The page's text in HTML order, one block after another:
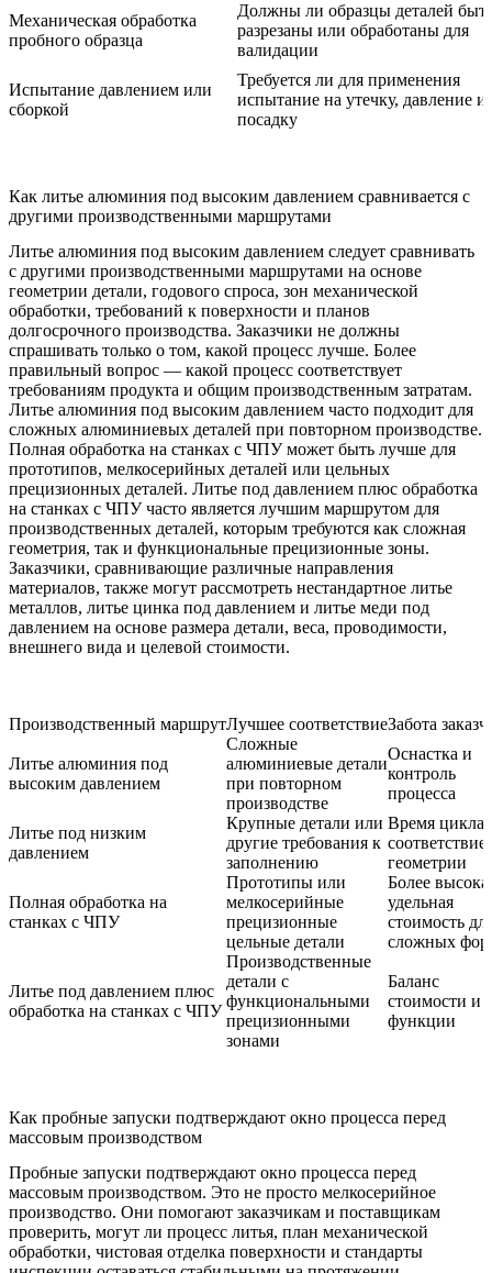
Механическая обработка
пробного образца
Должны ли образцы деталей
разрезаны или обработаны для
валидации
Испытание давлением или
сборкой
Требуется ли для применения
испытание на утечку, давление
посадку
Как литье алюминия под высоким давлением сравнивается с
другими производственными маршрутами
Литье алюминия под высоким давлением следует сравнивать
с другими производственными маршрутами на основе
геометрии детали, годового спроса, зон механической
обработки, требований к поверхности и планов
долгосрочного производства. Заказчики не должны
спрашивать только о том, какой процесс лучше. Более
правильный вопрос — какой процесс соответствует
требованиям продукта и общим производственным затратам.
Литье алюминия под высоким давлением часто подходит для
сложных алюминиевых деталей при повторном производстве.
Полная обработка на станках с ЧПУ может быть лучше для
прототипов, мелкосерийных деталей или цельных
прецизионных деталей. Литье под давлением плюс обработка
на станках с ЧПУ часто является лучшим маршрутом для
производственных деталей, которым требуются как сложная
геометрия, так и функциональные прецизионные зоны.
Заказчики, сравнивающие различные направления
материалов, также могут рассмотреть нестандартное литье
металлов, литье цинка под давлением и литье меди под
давлением на основе размера детали, веса, проводимости,
внешнего вида и целевой стоимости.
Производственный маршрутЛучшее соответствиеЗабота
Литье алюминия под
высоким давлением
Сложные
алюминиевые детали
при повторном
производстве
Оснастка и
контроль
процесса
Литье под низким
давлением
Крупные детали или
другие требования к
заполнению
Время цикла
соответствие
геометрии
Полная обработка на
станках с ЧПУ
Прототипы или
мелкосерийные
прецизионные
цельные детали
Более
удельная
стоимость
сложных
Литье под давлением плюс
обработка на станках с ЧПУ
Производственные
детали с
функциональными
прецизионными
зонами
Баланс
стоимости и
функции
Как пробные запуски подтверждают окно процесса перед
массовым производством
Пробные запуски подтверждают окно процесса перед
массовым производством. Это не просто мелкосерийное
производство. Они помогают заказчикам и поставщикам
проверить, могут ли процесс литья, план механической
обработки, чистовая отделка поверхности и стандарты